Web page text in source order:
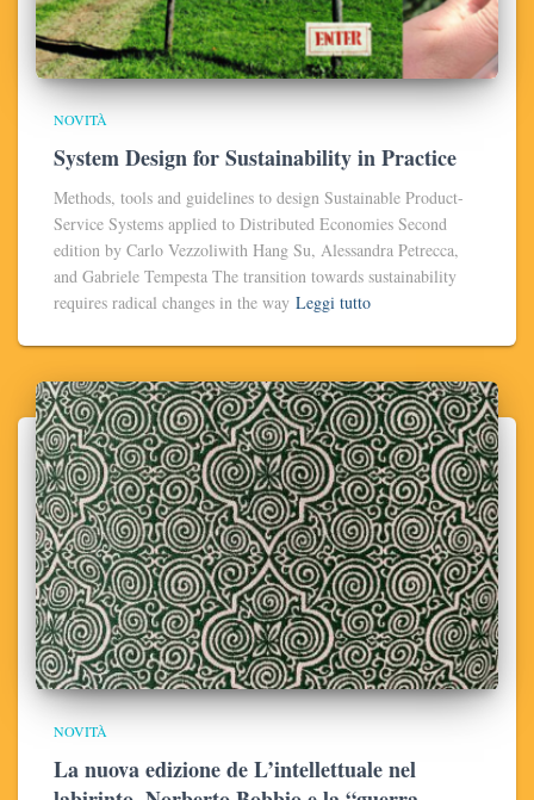
NOVITÀ
System Design for Sustainability in Practice
Methods, tools and guidelines to design Sustainable Product-
Service Systems applied to Distributed Economies Second
edition by Carlo Vezzoliwith Hang Su, Alessandra Petrecca,
and Gabriele Tempesta The transition towards sustainability
requires radical changes in the way Leggi tutto
NOVITÀ
La nuova edizione de L’intellettuale nel